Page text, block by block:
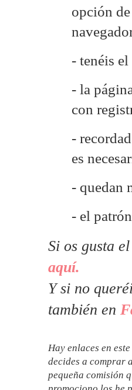
opción
- tenéis
- la
con
-
es
- quedan
- el
Si os gusta
aquí.
Y si no
también en
Hay enlaces en
decides a comprar
pequeña comisión